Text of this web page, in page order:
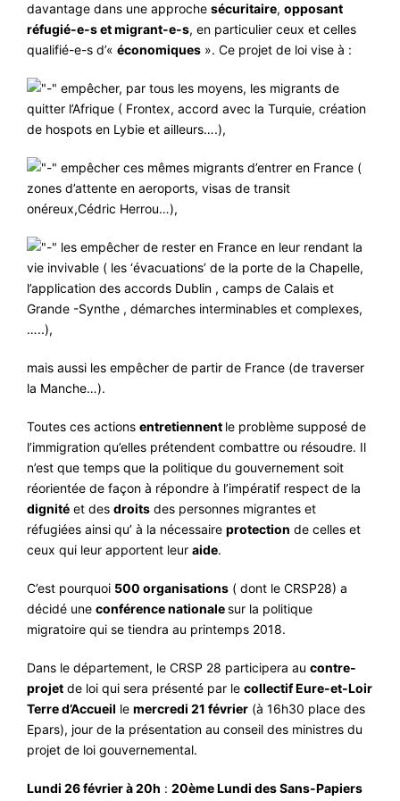
#MÉDIAS
#DÉBATS
#PRESSE
#ARCHIVES
davantage dans une approche sécuritaire, opposant
réfugié-e-s et migrant-e-s, en particulier ceux et celles
qualifié-e-s d’« économiques ». Ce projet de loi vise à :
empêcher, par tous les moyens, les migrants de
quitter l’Afrique ( Frontex, accord avec la Turquie, création
de hospots en Lybie et ailleurs….),
empêcher ces mêmes migrants d’entrer en France (
zones d’attente en aeroports, visas de transit
onéreux,Cédric Herrou…),
les empêcher de rester en France en leur rendant la
vie invivable ( les ‘évacuations’ de la porte de la Chapelle,
l’application des accords Dublin , camps de Calais et
Grande -Synthe , démarches interminables et complexes,
…..),
mais aussi les empêcher de partir de France (de traverser
la Manche…).
Toutes ces actions entretiennent le problème supposé de
l’immigration qu’elles prétendent combattre ou résoudre. Il
n’est que temps que la politique du gouvernement soit
réorientée de façon à répondre à l’impératif respect de la
dignité et des droits des personnes migrantes et
réfugiées ainsi qu’ à la nécessaire protection de celles et
ceux qui leur apportent leur aide.
C’est pourquoi 500 organisations ( dont le CRSP28) a
décidé une conférence nationalesur la politique
migratoire qui se tiendra au printemps 2018.
Dans le département, le CRSP 28 participera au contre-
projet de loi qui sera présenté par le collectif Eure-et-Loir
Terre d’Accueil le mercredi 21 février (à 16h30 place des
Epars), jour de la présentation au conseil des ministres du
projet de loi gouvernemental.
Lundi 26 février à 20h : 20ème Lundi des Sans-Papiers